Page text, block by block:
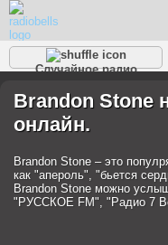
Случайное радио
Разговорное
Рэп
Джаз
Детское
Brandon Stone
онлайн.
Brandon Stone – это
как "апероль", "бьется
Brandon Stone можно
"РУССКОЕ FM", "Радио 7